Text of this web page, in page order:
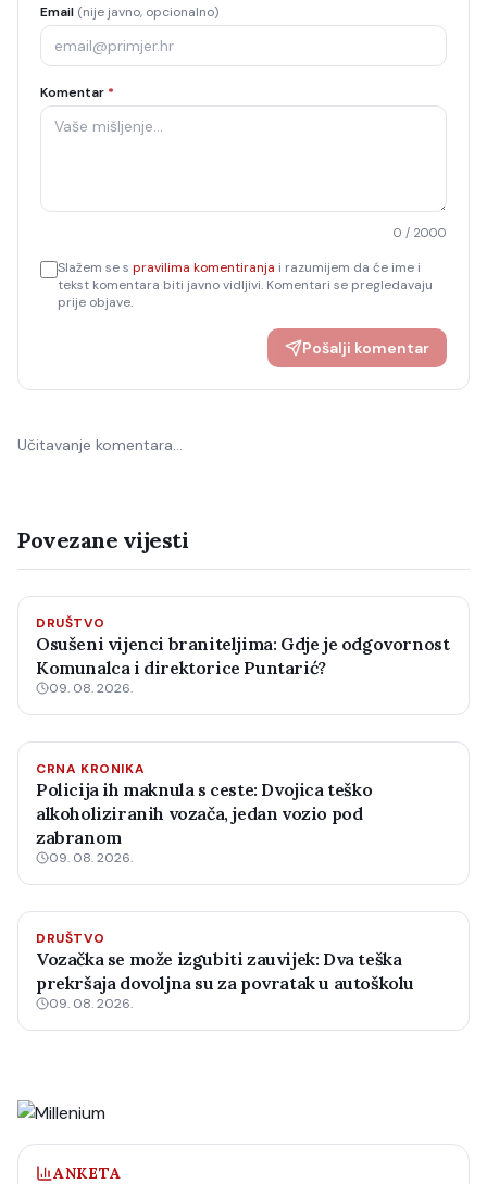
Email (nije javno, opcionalno)
Komentar *
0 / 2000
Slažem se s pravilima komentiranja i razumijem da će ime i
tekst komentara biti javno vidljivi. Komentari se pregledavaju
prije objave.
Pošalji komentar
Učitavanje komentara…
Povezane vijesti
DRUŠTVO
Osušeni vijenci braniteljima: Gdje je odgovornost
Komunalca i direktorice Puntarić?
09. 08. 2026.
CRNA KRONIKA
Policija ih maknula s ceste: Dvojica teško
alkoholiziranih vozača, jedan vozio pod
zabranom
09. 08. 2026.
DRUŠTVO
Vozačka se može izgubiti zauvijek: Dva teška
prekršaja dovoljna su za povratak u autoškolu
09. 08. 2026.
ANKETA